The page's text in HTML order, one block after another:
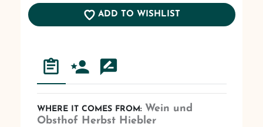
ADD TO WISHLIST
WHERE IT COMES FROM: Wein und
Obsthof Herbst Hiebler